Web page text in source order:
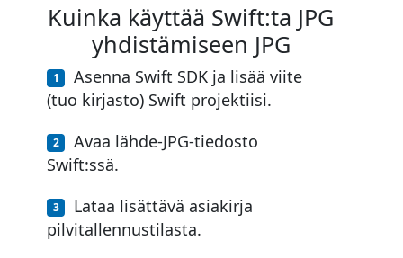
Kuinka käyttää Swift:ta JPG
yhdistämiseen JPG
Asenna Swift SDK ja lisää viite
(tuo kirjasto) Swift projektiisi.
Avaa lähde-JPG-tiedosto
Swift:ssä.
Lataa lisättävä asiakirja
pilvitallennustilasta.